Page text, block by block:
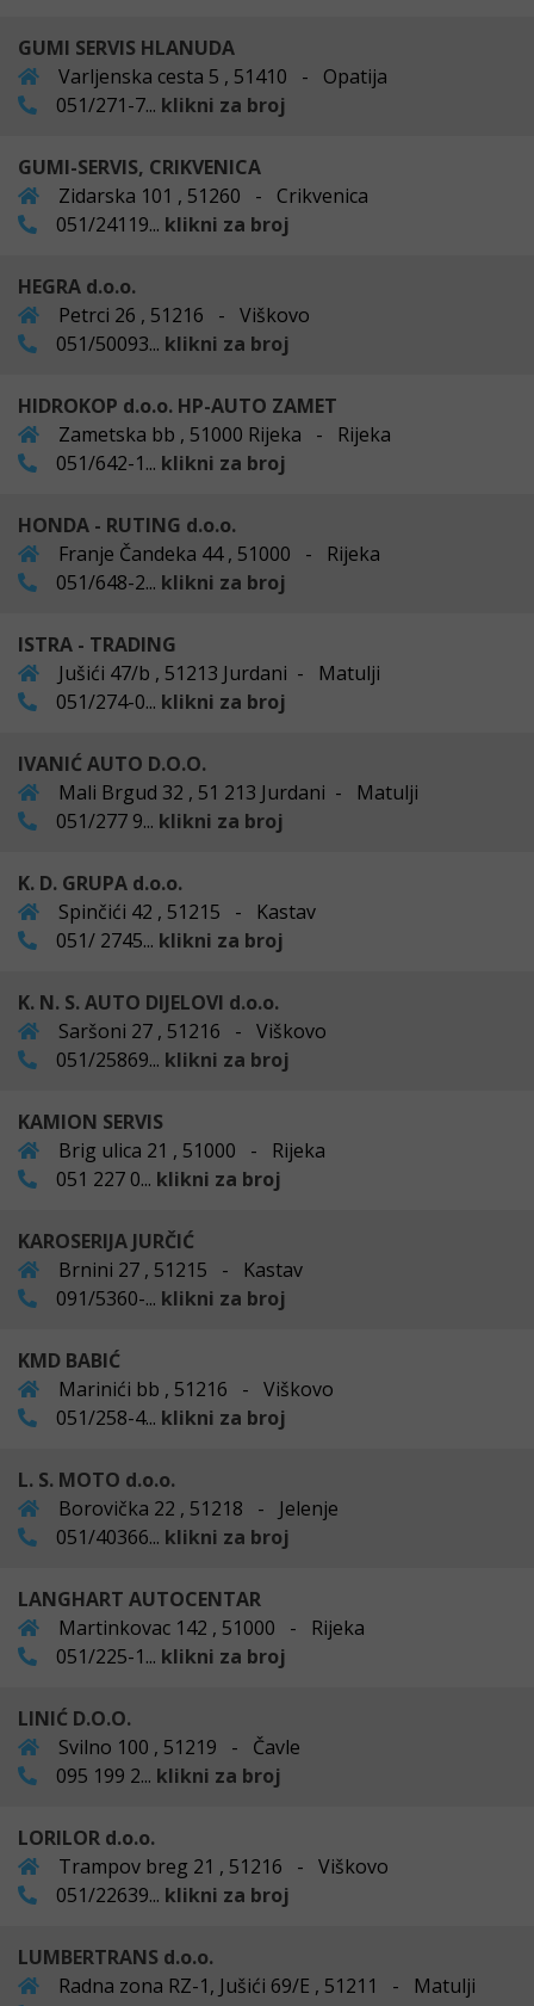
GUMI SERVIS HLANUDA
Varljenska cesta 5 , 51410 - Opatija
051/271-7... klikni za broj
GUMI-SERVIS, CRIKVENICA
Zidarska 101 , 51260 - Crikvenica
051/24119... klikni za broj
HEGRA d.o.o.
Petrci 26 , 51216 - Viškovo
051/50093... klikni za broj
HIDROKOP d.o.o. HP-AUTO ZAMET
Zametska bb , 51000 Rijeka - Rijeka
051/642-1... klikni za broj
HONDA - RUTING d.o.o.
Franje Čandeka 44 , 51000 - Rijeka
051/648-2... klikni za broj
ISTRA - TRADING
Jušići 47/b , 51213 Jurdani - Matulji
051/274-0... klikni za broj
IVANIĆ AUTO D.O.O.
Mali Brgud 32 , 51 213 Jurdani - Matulji
051/277 9... klikni za broj
K. D. GRUPA d.o.o.
Spinčići 42 , 51215 - Kastav
051/ 2745... klikni za broj
K. N. S. AUTO DIJELOVI d.o.o.
Saršoni 27 , 51216 - Viškovo
051/25869... klikni za broj
KAMION SERVIS
Brig ulica 21 , 51000 - Rijeka
051 227 0... klikni za broj
KAROSERIJA JURČIĆ
Brnini 27 , 51215 - Kastav
091/5360-... klikni za broj
KMD BABIĆ
Marinići bb , 51216 - Viškovo
051/258-4... klikni za broj
L. S. MOTO d.o.o.
Borovička 22 , 51218 - Jelenje
051/40366... klikni za broj
LANGHART AUTOCENTAR
Martinkovac 142 , 51000 - Rijeka
051/225-1... klikni za broj
LINIĆ D.O.O.
Svilno 100 , 51219 - Čavle
095 199 2... klikni za broj
LORILOR d.o.o.
Trampov breg 21 , 51216 - Viškovo
051/22639... klikni za broj
LUMBERTRANS d.o.o.
Radna zona RZ-1, Jušići 69/E , 51211 - Matulji